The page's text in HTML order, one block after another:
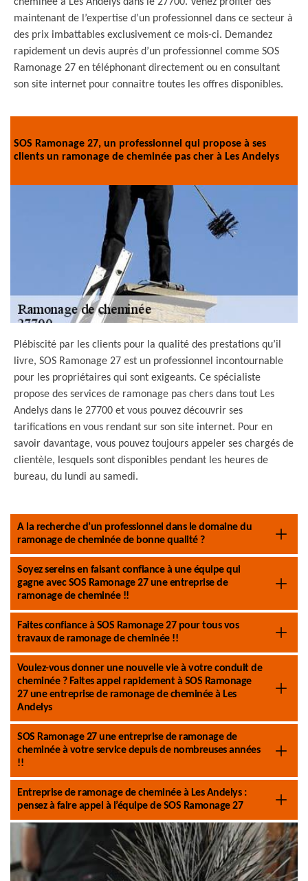
maintenant de l’expertise d’un professionnel dans ce secteur à
des prix imbattables exclusivement ce mois-ci. Demandez
rapidement un devis auprès d’un professionnel comme SOS
Ramonage 27 en téléphonant directement ou en consultant
son site internet pour connaitre toutes les offres disponibles.
SOS Ramonage 27, un professionnel qui propose à ses
clients un ramonage de cheminée pas cher à Les Andelys
Plébiscité par les clients pour la qualité des prestations qu’il
livre, SOS Ramonage 27 est un professionnel incontournable
pour les propriétaires qui sont exigeants. Ce spécialiste
propose des services de ramonage pas chers dans tout Les
Andelys dans le 27700 et vous pouvez découvrir ses
tarifications en vous rendant sur son site internet. Pour en
savoir davantage, vous pouvez toujours appeler ses chargés de
clientèle, lesquels sont disponibles pendant les heures de
bureau, du lundi au samedi.
A la recherche d’un professionnel dans le domaine du
ramonage de cheminée de bonne qualité ?
Soyez sereins en faisant confiance à une équipe qui
gagne avec SOS Ramonage 27 une entreprise de
ramonage de cheminée !!
Faites confiance à SOS Ramonage 27 pour tous vos
travaux de ramonage de cheminée !!
Voulez-vous donner une nouvelle vie à votre conduit de
cheminée ? Faites appel rapidement à SOS Ramonage
27 une entreprise de ramonage de cheminée à Les
Andelys
SOS Ramonage 27 une entreprise de ramonage de
cheminée à votre service depuis de nombreuses années
!!
Entreprise de ramonage de cheminée à Les Andelys :
pensez à faire appel à l’équipe de SOS Ramonage 27